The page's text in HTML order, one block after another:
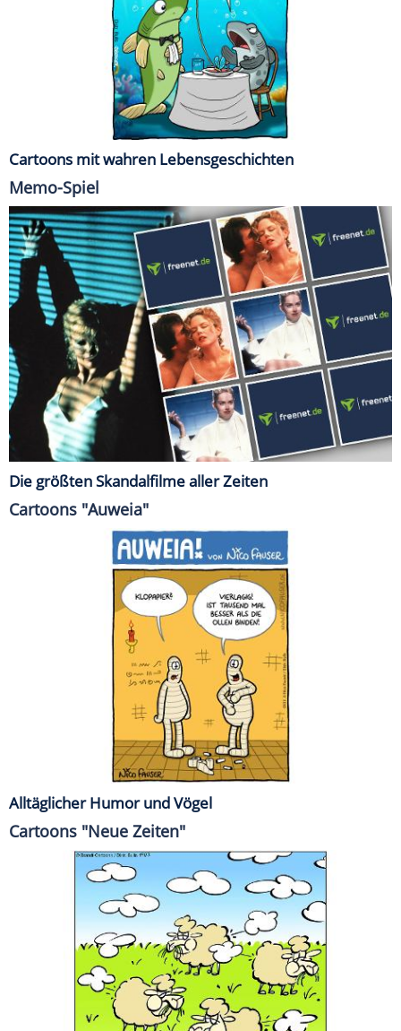
Cartoons mit wahren Lebensgeschichten
Memo-Spiel
Die größten Skandalfilme aller Zeiten
Cartoons "Auweia"
Alltäglicher Humor und Vögel
Cartoons "Neue Zeiten"